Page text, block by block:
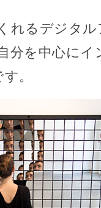
れるデジタ
分を中心に
。